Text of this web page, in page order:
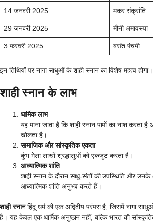
14 जनवरी 2025 मकर संक्रांति
29 जनवरी 2025 मौनी अमावस्या
3 फरवरी 2025 बसंत पंचमी
इन तिथियों पर नागा साधुओं के शाही स्नान का विशेष महत्व होगा।
शाही स्नान के लाभ
धार्मिक लाभ
यह माना जाता है कि शाही स्नान पापों का नाश करता है
खोलता है।
सामाजिक और सांस्कृतिक एकता
कुंभ मेला लाखों श्रद्धालुओं को एकजुट करता है।
आध्यात्मिक शांति
शाही स्नान के दौरान साधु-संतों की उपस्थिति और उनके
आध्यात्मिक शांति अनुभव करते हैं।
शाही स्नानहिंदू धर्म की एक अद्वितीय परंपरा है, जिसमें नागा
है। यह केवल एक धार्मिक अनुष्ठान नहीं, बल्कि भारत की